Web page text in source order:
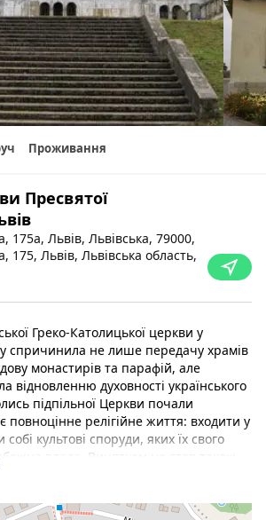
Проживання
Пресвятої
175а, Львів, Львівська, 79000,
175, Львів, Львівська область,
Греко-Католицької церкви у
спричинила не лише передачу храмів
монастирів та парафій, але
відновленню духовності українського
підпільної Церкви почали
повноцінне релігійне життя: входити у
культові споруди, яких їх свого
влада. Винятком не став також
Покрову Пресвятої Богородиці у м.
УГКЦ.